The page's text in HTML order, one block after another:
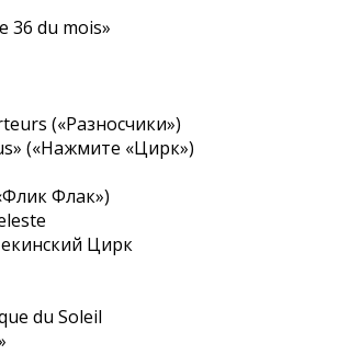
36 du mois»
(«Разносчики»)
(«Нажмите «Цирк»)
Флак»)
Цирк
du Soleil